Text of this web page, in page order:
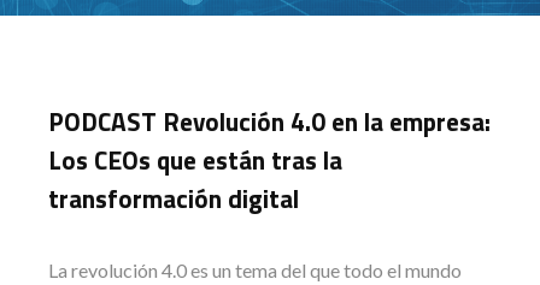
PODCAST Revolución 4.0 en la empresa:
Los CEOs que están tras la
transformación digital
La revolución 4.0 es un tema del que todo el mundo